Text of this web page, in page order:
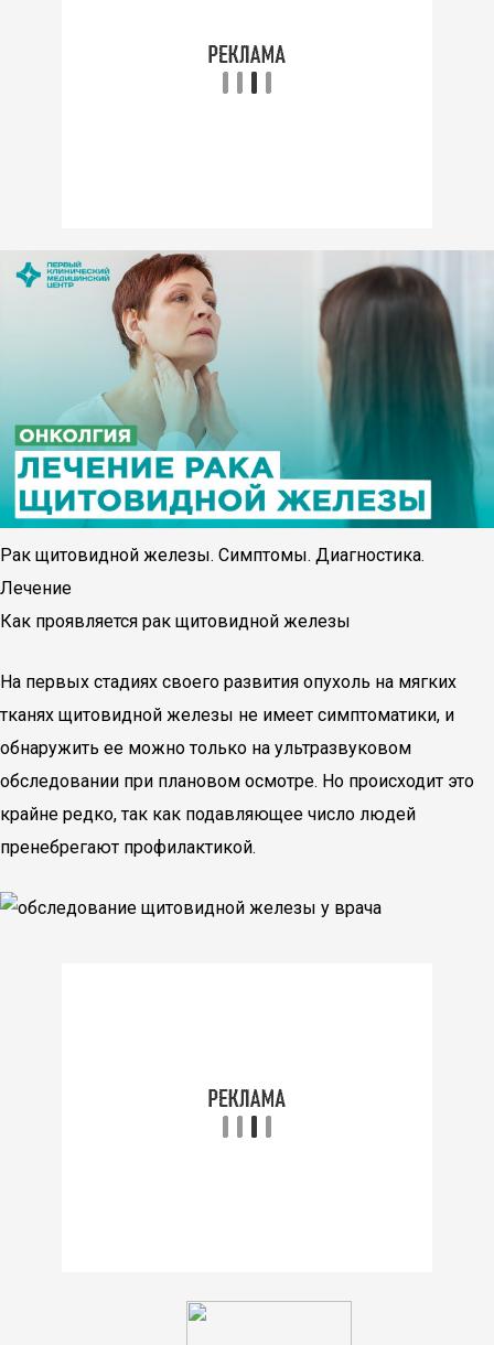
Рак щитовидной железы. Симптомы. Диагностика.
Лечение
Как проявляется рак щитовидной железы
На первых стадиях своего развития опухоль на мягких
тканях щитовидной железы не имеет симптоматики, и
обнаружить ее можно только на ультразвуковом
обследовании при плановом осмотре. Но происходит это
крайне редко, так как подавляющее число людей
пренебрегают профилактикой.